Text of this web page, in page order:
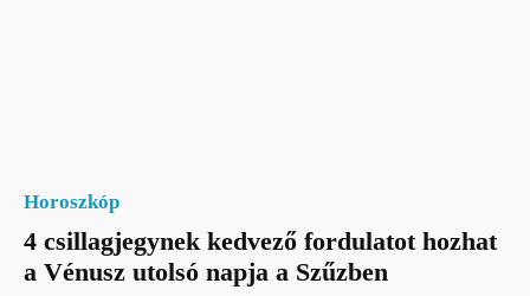
Horoszkóp
4 csillagjegynek kedvező fordulatot hozhat
a Vénusz utolsó napja a Szűzben